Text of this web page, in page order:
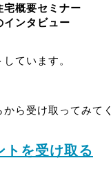
宅概要セミナー
インタビュー
ています。
ら受け取ってみて
を受け取る